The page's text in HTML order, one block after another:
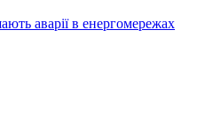
аварії в енергомережах